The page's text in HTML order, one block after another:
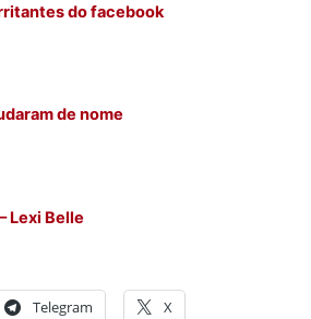
do facebook
de nome
Lexi Belle
Telegram X